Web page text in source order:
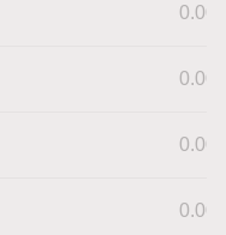
0.00
0.00
0.00
0.00